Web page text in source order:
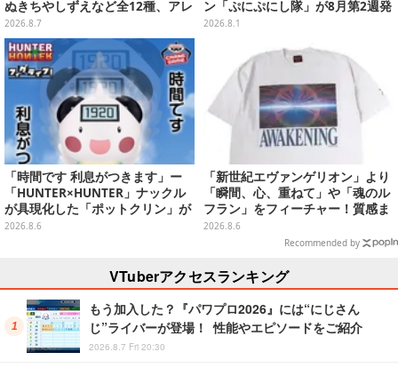
ぬきちやしずえなど全12種、アレ
ンジできるリアクションシールも
付属
2026.8.7
ン「ぷにぷにし隊」が8月第2週発
売―全4種ではぐれメタルは固め
2026.8.1
「時間です 利息がつきます」ー
「HUNTER×HUNTER」ナックル
が具現化した「ポットクリン」が
貯金箱としてプライズ展開
2026.8.6
「新世紀エヴァンゲリオン」より
「瞬間、心、重ねて」や「魂のル
フラン」をフィーチャー！質感ま
でこだわった高級Tシャツが8月7
2026.8.6
Recommended by
VTuberアクセスランキング
もう加入した？『パワプロ2026』には“にじさん
じ”ライバーが登場！ 性能やエピソードをご紹介
2026.8.7 Fri 20:30